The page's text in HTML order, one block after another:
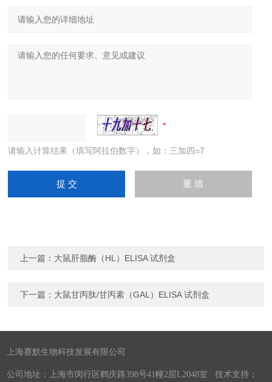
请输入计算结果（填写阿拉伯数字），如：三加四=7
上一篇： 大鼠肝脂酶（HL）ELISA 试剂盒
下一篇： 大鼠甘丙肽/甘丙素（GAL）ELISA 试剂盒
上海赛默生物科技发展有限公司
公司地址：上海市闵行区鹤庆路398号41幢2层L2048室 技术支持：